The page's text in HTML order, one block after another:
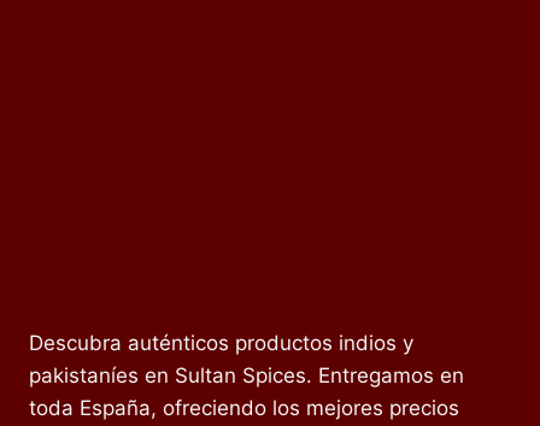
Descubra auténticos productos indios y
pakistaníes en Sultan Spices. Entregamos en
toda España, ofreciendo los mejores precios